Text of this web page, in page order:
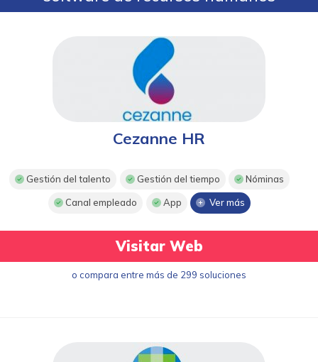
Cezanne HR
Gestión del talento Gestión del tiempo Nóminas
Canal empleado App Ver más
Visitar Web
o compara entre más de 299 soluciones